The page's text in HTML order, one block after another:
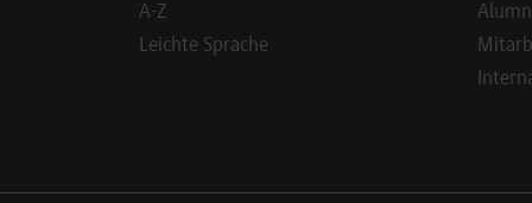
A-Z
Leichte Sprache